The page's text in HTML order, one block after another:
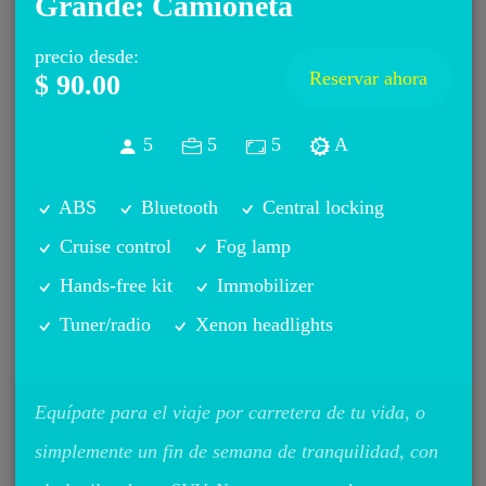
precio desde:
$ 90.00 Reservar ahora
5 5 5 A
ABS Bluetooth
Central locking
Cruise control
Fog lamp
Hands-free kit
Immobilizer
Tuner/radio
Xenon headlights
Equípate para el viaje por carretera de tu vida, o
simplemente un fin de semana de tranquilidad, con